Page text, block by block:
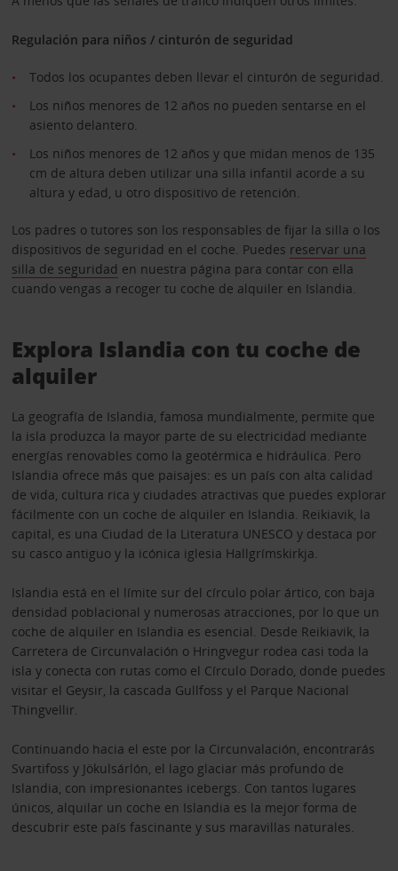
Regulación para niños / cinturón de seguridad
Todos los ocupantes deben llevar el cinturón de seguridad.
Los niños menores de 12 años no pueden sentarse en el
asiento delantero.
Los niños menores de 12 años y que midan menos de 135
cm de altura deben utilizar una silla infantil acorde a su
altura y edad, u otro dispositivo de retención.
Los padres o tutores son los responsables de fijar la silla o los
dispositivos de seguridad en el coche. Puedes reservar una
silla de seguridad en nuestra página para contar con ella
cuando vengas a recoger tu coche de alquiler en Islandia.
Explora Islandia con tu coche de
alquiler
La geografía de Islandia, famosa mundialmente, permite que
la isla produzca la mayor parte de su electricidad mediante
energías renovables como la geotérmica e hidráulica. Pero
Islandia ofrece más que paisajes: es un país con alta calidad
de vida, cultura rica y ciudades atractivas que puedes explorar
fácilmente con un coche de alquiler en Islandia. Reikiavik, la
capital, es una Ciudad de la Literatura UNESCO y destaca por
su casco antiguo y la icónica iglesia Hallgrímskirkja.
Islandia está en el límite sur del círculo polar ártico, con baja
densidad poblacional y numerosas atracciones, por lo que un
coche de alquiler en Islandia es esencial. Desde Reikiavik, la
Carretera de Circunvalación o Hringvegur rodea casi toda la
isla y conecta con rutas como el Círculo Dorado, donde puedes
visitar el Geysir, la cascada Gullfoss y el Parque Nacional
Thingvellir.
Continuando hacia el este por la Circunvalación, encontrarás
Svartifoss y Jökulsárlón, el lago glaciar más profundo de
Islandia, con impresionantes icebergs. Con tantos lugares
únicos, alquilar un coche en Islandia es la mejor forma de
descubrir este país fascinante y sus maravillas naturales.